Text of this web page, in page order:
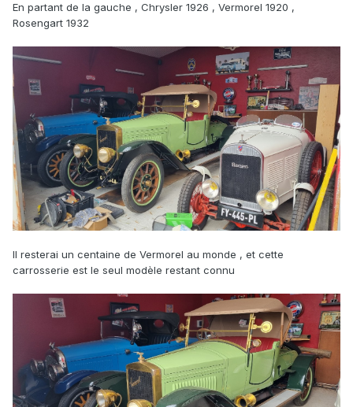
En partant de la gauche , Chrysler 1926 , Vermorel 1920 ,
Rosengart 1932
Il resterai un centaine de Vermorel au monde , et cette
carrosserie est le seul modèle restant connu